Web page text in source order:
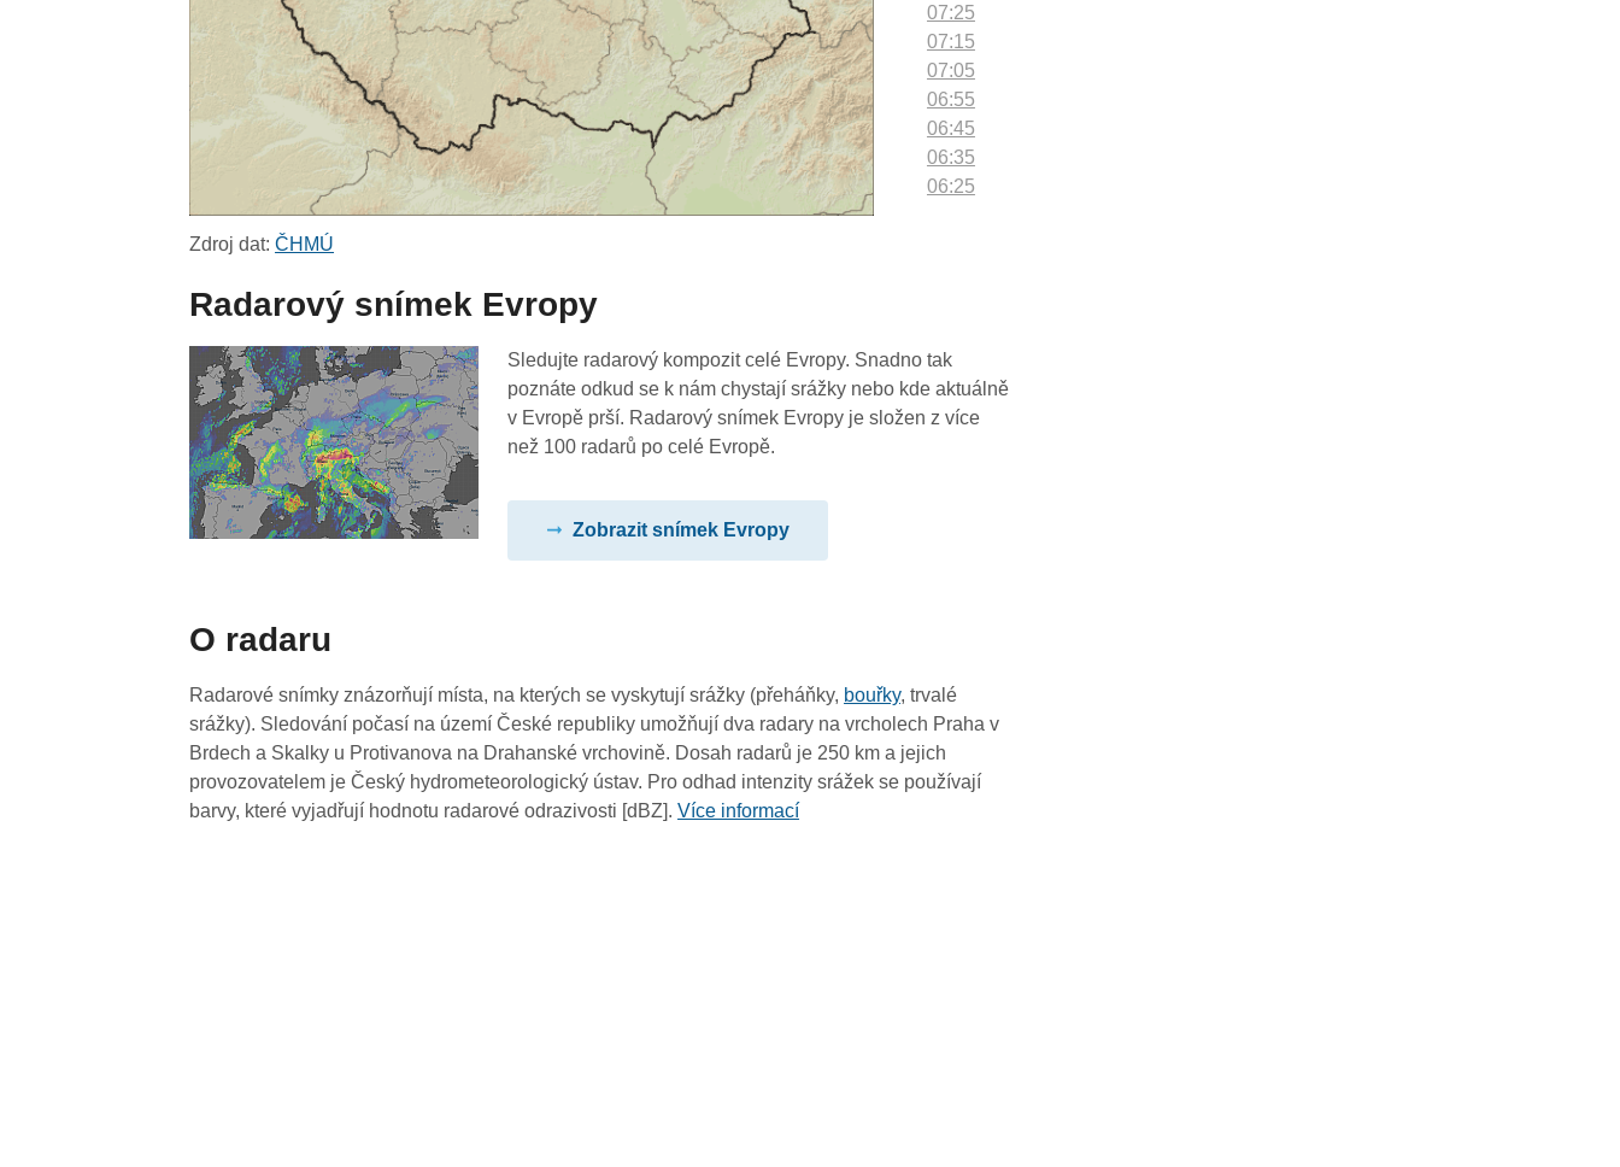
07:25
07:15
07:05
06:55
06:45
06:35
06:25
05:25
05:15
05:05
03:25
03:15
03:05
02:55
Zdroj dat:ČHMÚ
Radarový snímek Evropy
Sledujte radarový kompozit celé Evropy. Snadno tak
poznáte odkud se k nám chystají srážky nebo kde aktuálně
v Evropě prší. Radarový snímek Evropy je složen z více
než 100 radarů po celé Evropě.
Zobrazit snímek Evropy
O radaru
Radarové snímky znázorňují místa, na kterých se vyskytují srážky (přeháňky, bouřky, trvalé
srážky). Sledování počasí na území České republiky umožňují dva radary na vrcholech Praha v
Brdech a Skalky u Protivanova na Drahanské vrchovině. Dosah radarů je 250 km a jejich
provozovatelem je Český hydrometeorologický ústav. Pro odhad intenzity srážek se používají
barvy, které vyjadřují hodnotu radarové odrazivosti [dBZ].Více informací